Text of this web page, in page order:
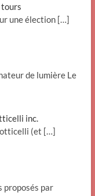
une élection […]
de lumière Le
inc.
(et […]
proposés par